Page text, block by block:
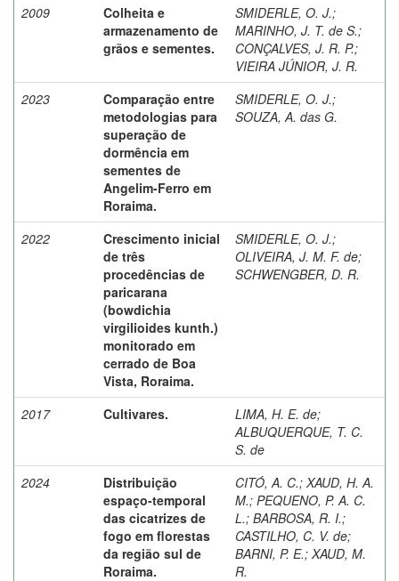
2009
Colheita e
armazenamento de
grãos e sementes.
SMIDERLE, O. J.;
MARINHO, J. T. de S.;
CONÇALVES, J. R. P.;
VIEIRA JÚNIOR, J. R.
2023
Comparação entre
metodologias para
superação de
dormência em
sementes de
Angelim-Ferro em
Roraima.
SMIDERLE, O. J.;
SOUZA, A. das G.
2022
Crescimento inicial
de três
procedências de
paricarana
(bowdichia
virgilioides kunth.)
monitorado em
cerrado de Boa
Vista, Roraima.
SMIDERLE, O. J.;
OLIVEIRA, J. M. F. de;
SCHWENGBER, D. R.
2017 Cultivares. LIMA, H. E. de;
ALBUQUERQUE, T. C.
S. de
2024
Distribuição
espaço-temporal
das cicatrizes de
fogo em florestas
da região sul de
Roraima.
CITÓ, A. C.; XAUD, H. A.
M.; PEQUENO, P. A. C.
L.; BARBOSA, R. I.;
CASTILHO, C. V. de;
BARNI, P. E.; XAUD, M.
R.